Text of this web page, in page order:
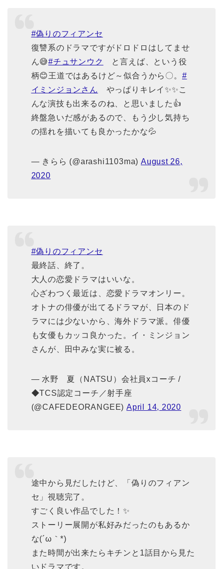
#偽りのフィアンセ
復讐系のドラマですがドロドロはしてませ
ん😅#チュサンウク
と言えば、という役
柄😊王道ではあるけど～似合うから〇。 #
イミンジョンさん
やっぱりキレイ✨✨こ
んな演技も出来るのね、と思いました👍
終盤急いだ感があるので、もう少し気持ち
の揺れを描いても良かったかな💦
— きらら (@arashi1103ma) August 26,
2020
#偽りのフィアンセ
最終話、終了。
大人の恋愛ドラマはいいな。
心ざわつく最近は、恋愛ドラマオンリー。
オトナの俳優が出てるドラマが、日本のド
ラマには少ないから、海外ドラマ派。俳優
も女優もカッコ良かった。イ・ミンジョン
さんが、田中みな実に被る。
— 水野 夏（NATSU）会社員xコーチ /
◆TCS認定コーチ／射手座
(@CAFEDEORANGEE) April 14, 2020
途中から見だしたけど、「偽りのフィアン
セ」視聴完了。
すごく良い作品でした！✨
ストーリー展開が私好みだったのもあるか
な(´ω｀*)
また時間が出来たらキチンと1話目から見た
いドラマです。